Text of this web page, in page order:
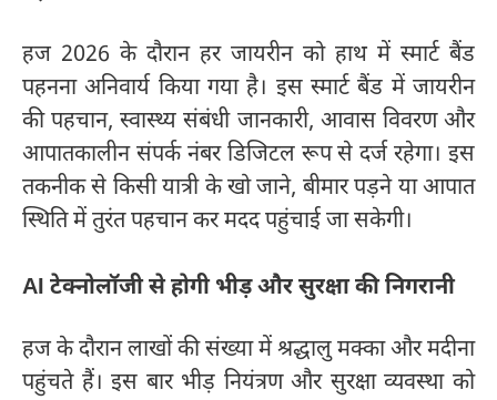
हज 2026 के दौरान हर जायरीन को हाथ में स्मार्ट बैंड
पहनना अनिवार्य किया गया है। इस स्मार्ट बैंड में जायरीन
की पहचान, स्वास्थ्य संबंधी जानकारी, आवास विवरण और
आपातकालीन संपर्क नंबर डिजिटल रूप से दर्ज रहेगा। इस
तकनीक से किसी यात्री के खो जाने, बीमार पड़ने या आपात
स्थिति में तुरंत पहचान कर मदद पहुंचाई जा सकेगी।
AI टेक्नोलॉजी से होगी भीड़ और सुरक्षा की निगरानी
हज के दौरान लाखों की संख्या में श्रद्धालु मक्का और मदीना
पहुंचते हैं। इस बार भीड़ नियंत्रण और सुरक्षा व्यवस्था को